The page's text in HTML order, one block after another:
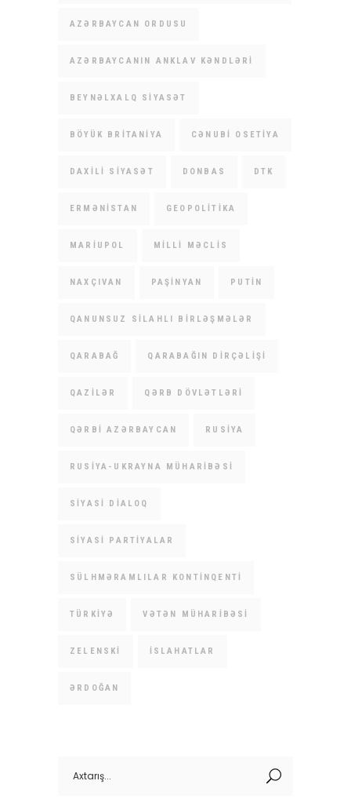
AZƏRBAYCAN ORDUSU
AZƏRBAYCANIN ANKLAV KƏNDLƏRI
BEYNƏLXALQ SIYASƏT
BÖYÜK BRITANIYA CƏNUBI OSETIYA
DAXILI SIYASƏT DONBAS DTK
ERMƏNISTAN GEOPOLITIKA
MARIUPOL MILLI MƏCLIS
NAXÇIVAN PAŞINYAN PUTIN
QANUNSUZ SILAHLI BIRLƏŞMƏLƏR
QARABAĞ QARABAĞIN DIRÇƏLIŞI
QAZILƏR QƏRB DÖVLƏTLƏRI
QƏRBI AZƏRBAYCAN RUSIYA
RUSIYA-UKRAYNA MÜHARIBƏSI
SIYASI DIALOQ
SIYASI PARTIYALAR
SÜLHMƏRAMLILAR KONTINQENTI
TÜRKIYƏ VƏTƏN MÜHARIBƏSI
ZELENSKI İSLAHATLAR
ƏRDOĞAN
for: